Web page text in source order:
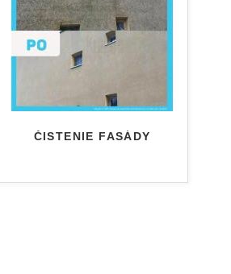
ČISTENIE FASÁDY